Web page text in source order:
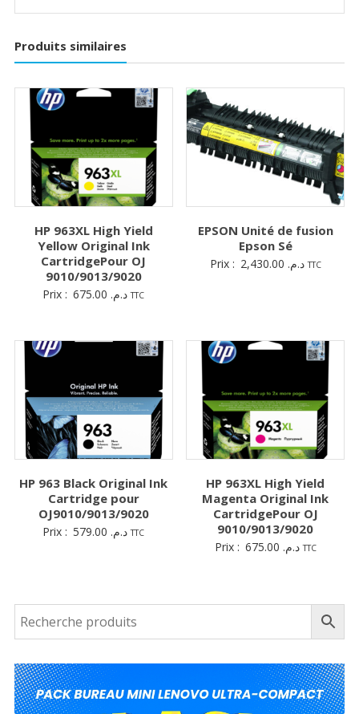
Produits similaires
HP 963XL High Yield
Yellow Original Ink
CartridgePour OJ
9010/9013/9020
Prix : د.م. TTC
EPSON Unité de fusion
Epson Sé
Prix : د.م. TTC
HP 963 Black Original Ink
Cartridge pour
OJ9010/9013/9020
Prix : د.م. TTC
HP 963XL High Yield
Magenta Original Ink
CartridgePour OJ
9010/9013/9020
Prix : د.م. TTC